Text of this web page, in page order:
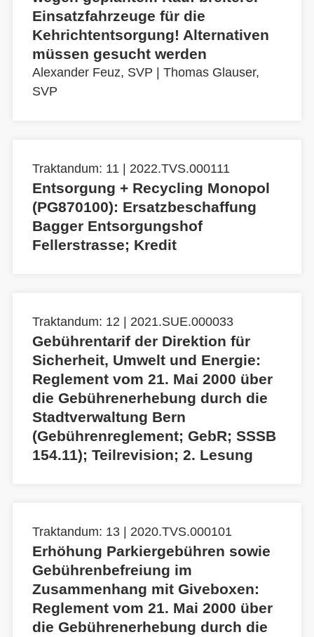
Einsatzfahrzeuge für die
Kehrichtentsorgung! Alternativen
müssen gesucht werden
Alexander Feuz, SVP
Thomas Glauser,
SVP
Traktandum: 11 | 2022.TVS.000111
Entsorgung + Recycling Monopol
(PG870100): Ersatzbeschaffung
Bagger Entsorgungshof
Fellerstrasse; Kredit
Traktandum: 12 | 2021.SUE.000033
Gebührentarif der Direktion für
Sicherheit, Umwelt und Energie:
Reglement vom 21. Mai 2000 über
die Gebührenerhebung durch die
Stadtverwaltung Bern
(Gebührenreglement; GebR; SSSB
154.11); Teilrevision; 2. Lesung
Traktandum: 13 | 2020.TVS.000101
Erhöhung Parkiergebühren sowie
Gebührenbefreiung im
Zusammenhang mit Giveboxen:
Reglement vom 21. Mai 2000 über
die Gebührenerhebung durch die